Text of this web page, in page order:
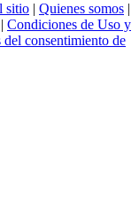
sitio | Quienes somos |
| Condiciones de Uso y
del consentimiento de